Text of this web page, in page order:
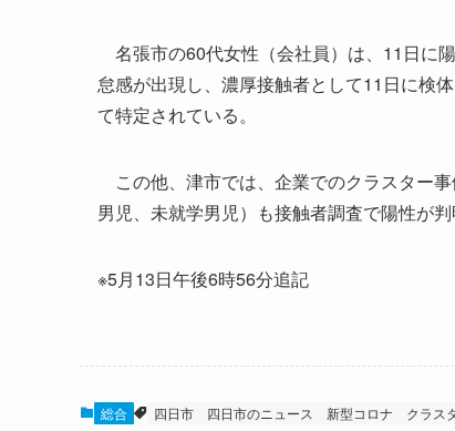
名張市の60代女性（会社員）は、11日に
怠感が出現し、濃厚接触者として11日に検
て特定されている。
この他、津市では、企業でのクラスター
男児、未就学男児）も接触者調査で陽性が
※5月13日午後6時56分追記
総合 四日市 四日市のニュース 新型コロナ クラス